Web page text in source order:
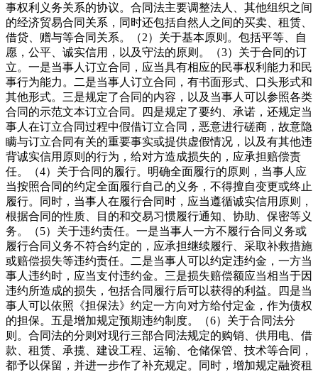
事权利义务关系的协议。合同法主要调整法人、其他组织之间
的经济贸易合同关系，同时还包括自然人之间的买卖、租赁、
借贷、赠与等合同关系。（2）关于基本原则。包括平等、自
愿，公平、诚实信用，以及守法的原则。（3）关于合同的订
立。一是当事人订立合同，应当具有相应的民事权利能力和民
事行为能力。二是当事人订立合同，有书面形式、口头形式和
其他形式。三是规定了合同的内容，以及当事人可以参照各类
合同的示范文本订立合同。四是规定了要约、承诺，还规定当
事人在订立合同过程中假借订立合同，恶意进行磋商，故意隐
瞒与订立合同有关的重要事实或提供虚假情况，以及有其他违
背诚实信用原则的行为，给对方造成损失的，应承担赔偿责
任。（4）关于合同的履行。明确全面履行的原则，当事人应
当按照合同的约定全面履行自己的义务，不得擅自变更或终止
履行。同时，当事人在履行合同时，应当遵循诚实信用原则，
根据合同的性质、目的和交易习惯履行通知、协助、保密等义
务。（5）关于违约责任。一是当事人一方不履行合同义务或
履行合同义务不符合约定的，应承担继续履行、采取补救措施
或赔偿损失等违约责任。二是当事人可以约定违约金，一方当
事人违约时，应当支付违约金。三是损失赔偿额应当相当于因
违约所造成的损失，包括合同履行后可以获得的利益。四是当
事人可以依照《担保法》约定一方向对方给付定金，作为债权
的担保。五是增加规定预期违约制度。（6）关于合同法分
则。合同法的分则对现行三部合同法规定的购销、供用电、借
款、租赁、承揽、建设工程、运输、仓储保管、技术等合同，
都予以保留，并进一步作了补充规定。同时，增加规定融资租